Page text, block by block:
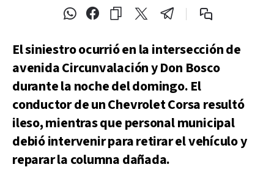
El siniestro ocurrió en la intersección de
avenida Circunvalación y Don Bosco
durante la noche del domingo. El
conductor de un Chevrolet Corsa resultó
ileso, mientras que personal municipal
debió intervenir para retirar el vehículo y
reparar la columna dañada.